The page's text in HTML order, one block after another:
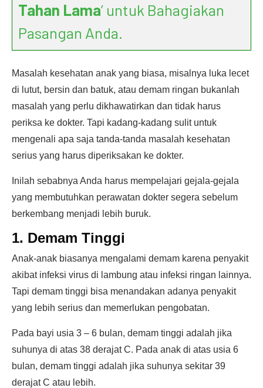
Tahan Lama’ untuk Bahagiakan
Pasangan Anda.
Masalah kesehatan anak yang biasa, misalnya luka lecet
di lutut, bersin dan batuk, atau demam ringan bukanlah
masalah yang perlu dikhawatirkan dan tidak harus
periksa ke dokter. Tapi kadang-kadang sulit untuk
mengenali apa saja tanda-tanda masalah kesehatan
serius yang harus diperiksakan ke dokter.
Inilah sebabnya Anda harus mempelajari gejala-gejala
yang membutuhkan perawatan dokter segera sebelum
berkembang menjadi lebih buruk.
1. Demam Tinggi
Anak-anak biasanya mengalami demam karena penyakit
akibat infeksi virus di lambung atau infeksi ringan lainnya.
Tapi demam tinggi bisa menandakan adanya penyakit
yang lebih serius dan memerlukan pengobatan.
Pada bayi usia 3 – 6 bulan, demam tinggi adalah jika
suhunya di atas 38 derajat C. Pada anak di atas usia 6
bulan, demam tinggi adalah jika suhunya sekitar 39
derajat C atau lebih.